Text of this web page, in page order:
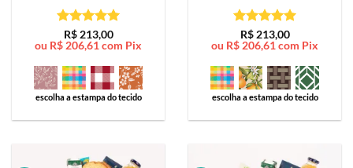
Avaliação5
de 5
R$213,00
ou R$ 206,61 com Pix
escolha a estampa do tecido
Avaliação5
de 5
R$213,00
ou R$ 206,61 com Pix
escolha a estampa do tecido